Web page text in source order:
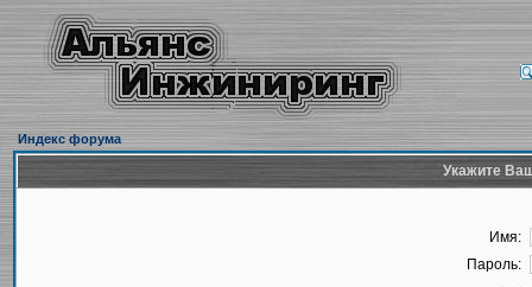
Индекс форума
Укажите
Имя:
Пароль: